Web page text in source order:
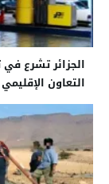
الجزائر تشرع في
التعاون الإقليمي